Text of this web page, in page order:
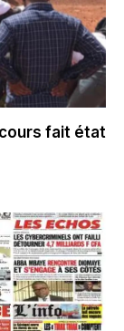
fait état